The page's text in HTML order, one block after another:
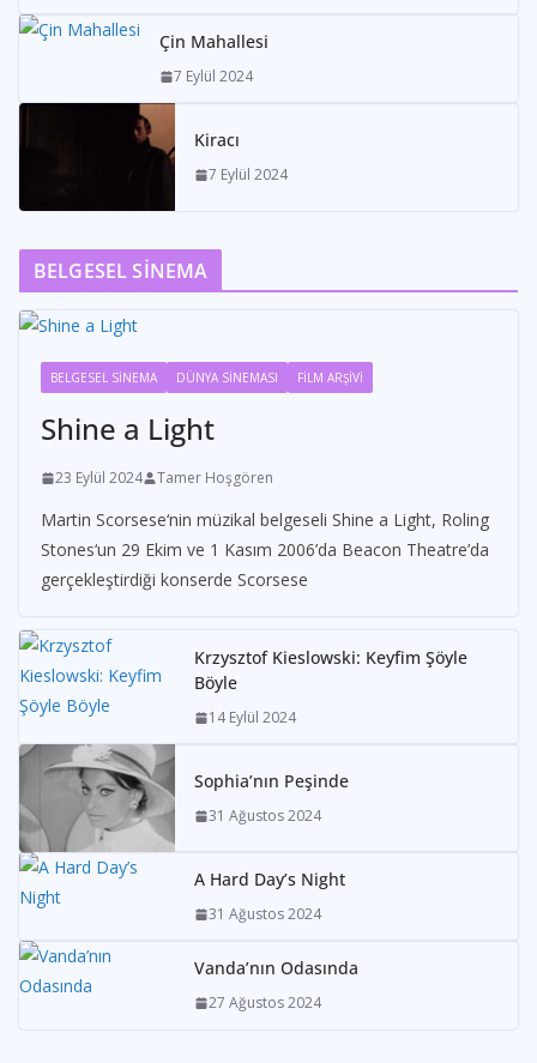
Çin Mahallesi
7 Eylül 2024
Kiracı
7 Eylül 2024
BELGESEL SİNEMA
BELGESEL SİNEMA DÜNYA SİNEMASI FİLM ARŞİVİ
Shine a Light
23 Eylül 2024 Tamer Hoşgören
Martin Scorsese‘nin müzikal belgeseli Shine a Light, Roling
Stones‘un 29 Ekim ve 1 Kasım 2006’da Beacon Theatre’da
gerçekleştirdiği konserde Scorsese
Krzysztof Kieslowski: Keyfim Şöyle
Böyle
14 Eylül 2024
Sophia’nın Peşinde
31 Ağustos 2024
A Hard Day’s Night
31 Ağustos 2024
Vanda’nın Odasında
27 Ağustos 2024